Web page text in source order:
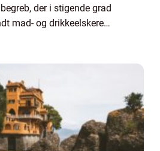
der i stigende grad
mad- og drikkeelskere
tilfredsstillende for...